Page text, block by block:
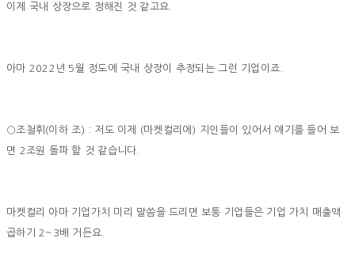
이제 국내 상장으로 정해진 것 같고요.
아마 2022년 5월 정도에 국내 상장이 추정되는 그런 기업이죠.
○조철휘(이하 조) : 저도 이제 (마켓컬리에) 지인들이 있어서 얘기를 들어 보
면 2조원 돌파 할 것 같습니다.
마켓컬리 아마 기업가치 미리 말씀을 드리면 보통 기업들은 기업 가치 매출액
곱하기 2~3배 거든요.